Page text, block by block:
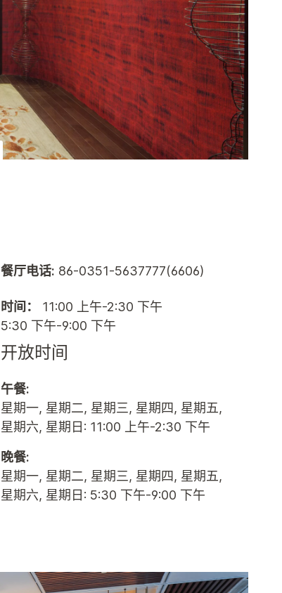
餐厅电话: 86-0351-5637777(6606)
时间：
11:00 上午-2:30 下午
5:30 下午-9:00 下午
开放时间
午餐:
星期一, 星期二, 星期三, 星期四, 星期五,
星期六, 星期日: 11:00 上午-2:30 下午
晚餐:
星期一, 星期二, 星期三, 星期四, 星期五,
星期六, 星期日: 5:30 下午-9:00 下午